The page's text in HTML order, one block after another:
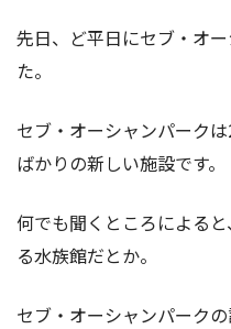
先日、ど平日にセブ・オ
た。
セブ・オーシャンパーク
ばかりの新しい施設です。
何でも聞くところによる
る水族館だとか。
セブ・オーシャンパーク